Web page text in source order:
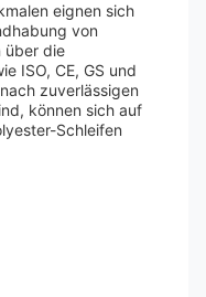
eignen sich
von
über die
ISO, CE, GS und
zuverlässigen
können sich auf
Schleifen